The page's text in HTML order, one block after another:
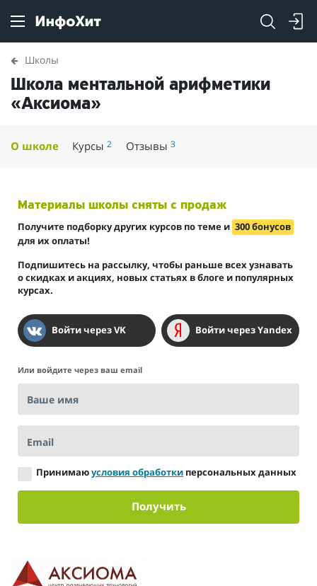
Школы
Школа ментальной арифметики
«Аксиома»
О школе Курсы2 Отзывы 3
Материалы школы сняты с продаж
Получите подборку других курсов по теме и 300 бонусов
для их оплаты!
Подпишитесь на рассылку, чтобы раньше всех узнавать
о скидках и акциях, новых статьях в блоге и популярных
курсах.
Войти через VK Войти через Yandex
Или войдите через ваш email
Ваше имя
Email
Принимаюусловия обработки персональных данных
Получить